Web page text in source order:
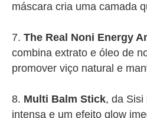
máscara cria uma camada
The Real Noni Energy
combina extrato e óleo de
promover viço natural e
Multi Balm Stick, da Sisi
intensa e um efeito glow